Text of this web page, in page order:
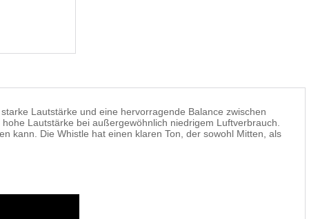
Lautstärke und eine hervorragende Balance zwischen
Lautstärke bei außergewöhnlich niedrigem Luftverbrauch.
kann. Die Whistle hat einen klaren Ton, der sowohl Mitten, als